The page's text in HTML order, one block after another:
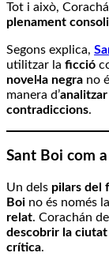
Tot i això,
plenament
Segons explica,
utilitzar la ficció
novel·la negra no
manera d’
contradiccions.
Sant Boi com
Un dels pilars del
Boi no és només la
relat. Corachán
descobrir la ciutat
crítica.